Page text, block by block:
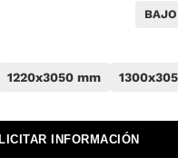
1220x3050 mm
INFORMACIÓN